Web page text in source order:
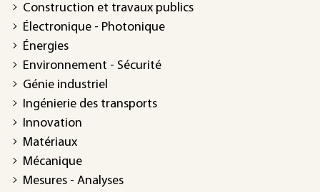
Construction et travaux publics
Électronique - Photonique
Énergies
Environnement - Sécurité
Génie industriel
Ingénierie des transports
Innovation
Matériaux
Mécanique
Mesures - Analyses